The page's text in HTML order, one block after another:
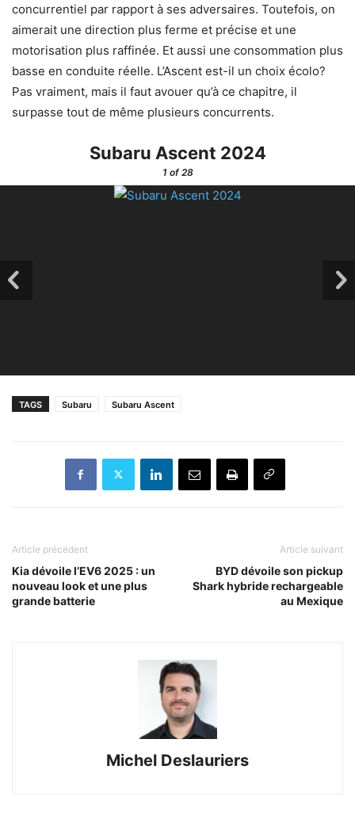
concurrentiel par rapport à ses adversaires. Toutefois, on
aimerait une direction plus ferme et précise et une
motorisation plus raffinée. Et aussi une consommation plus
basse en conduite réelle. L’Ascent est-il un choix écolo?
Pas vraiment, mais il faut avouer qu’à ce chapitre, il
surpasse tout de même plusieurs concurrents.
Subaru Ascent 2024
1of 28
TAGS Subaru Subaru Ascent
Article précédent
Kia dévoile l’EV6 2025 : un
nouveau look et une plus
grande batterie
Article suivant
BYD dévoile son pickup
Shark hybride rechargeable
au Mexique
Michel Deslauriers